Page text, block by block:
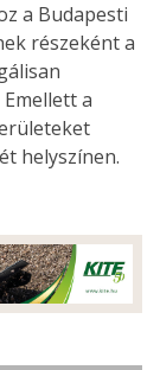
a Budapesti
részeként a
a
helyszínen.